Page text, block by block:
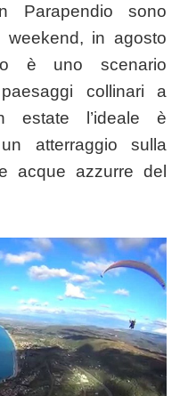
Parapendio sono
weekend, in agosto
è uno scenario
collinari a
estate l’ideale è
atterraggio sulla
acque azzurre del